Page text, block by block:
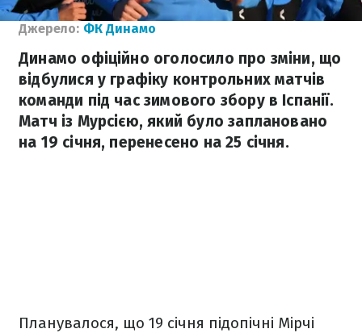
Джерело: ФК Динамо
Динамо офіційно оголосило про зміни, що
відбулися у графіку контрольних матчів
команди під час зимового збору в Іспанії.
Матч із Мурсією, який було заплановано
на 19 січня, перенесено на 25 січня.
Планувалося, що 19 січня підопічні Мірчі